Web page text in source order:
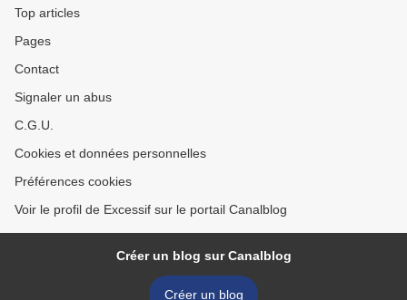
Top articles
Pages
Contact
Signaler un abus
C.G.U.
Cookies et données personnelles
Préférences cookies
Voir le profil de Excessif sur le portail Canalblog
Créer un blog sur Canalblog
Créer un blog